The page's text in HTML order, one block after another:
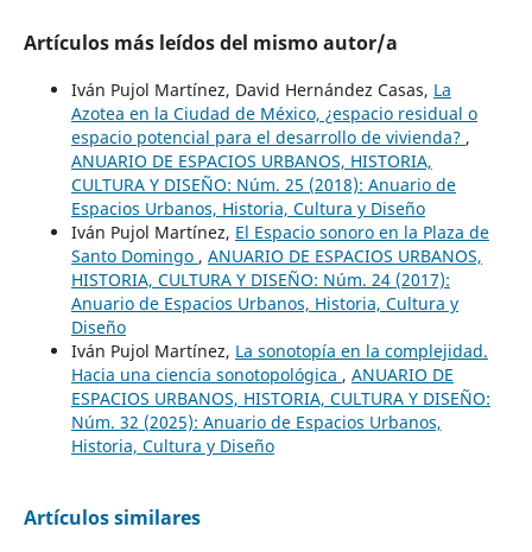
Artículos más leídos del mismo autor/a
Iván Pujol Martínez, David Hernández Casas, La
Azotea en la Ciudad de México, ¿espacio residual o
espacio potencial para el desarrollo de vivienda? ,
ANUARIO DE ESPACIOS URBANOS, HISTORIA,
CULTURA Y DISEÑO: Núm. 25 (2018): Anuario de
Espacios Urbanos, Historia, Cultura y Diseño
Iván Pujol Martínez, El Espacio sonoro en la Plaza de
Santo Domingo , ANUARIO DE ESPACIOS URBANOS,
HISTORIA, CULTURA Y DISEÑO: Núm. 24 (2017):
Anuario de Espacios Urbanos, Historia, Cultura y
Diseño
Iván Pujol Martínez, La sonotopía en la complejidad.
Hacia una ciencia sonotopológica , ANUARIO DE
ESPACIOS URBANOS, HISTORIA, CULTURA Y DISEÑO:
Núm. 32 (2025): Anuario de Espacios Urbanos,
Historia, Cultura y Diseño
Artículos similares